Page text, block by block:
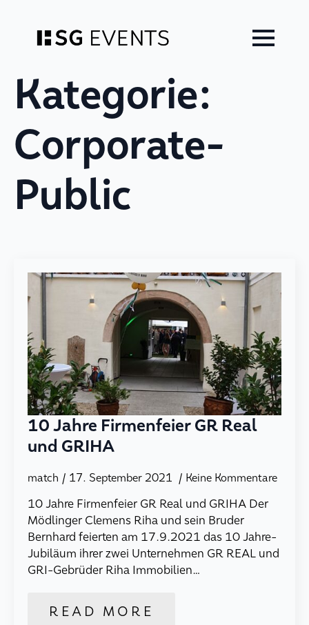
springen
Kategorie:
Corporate-
Public
10 Jahre Firmenfeier GR Real
und GRIHA
match 17. September 2021 Keine Kommentare
10 Jahre Firmenfeier GR Real und GRIHA Der
Mödlinger Clemens Riha und sein Bruder
Bernhard feierten am 17.9.2021 das 10 Jahre-
Jubiläum ihrer zwei Unternehmen GR REAL und
GRI-Gebrüder Riha Immobilien…
READ MORE